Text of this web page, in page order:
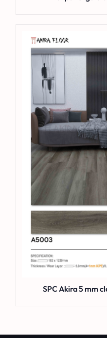
SPC Akira 5 mm